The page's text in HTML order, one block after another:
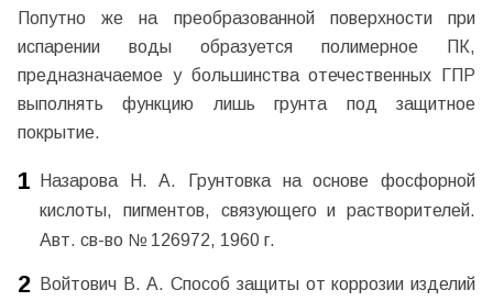
Попутно же на преобразованной поверхности при
испарении воды образуется полимерное ПК,
предназначаемое у большинства отечественных ГПР
выполнять функцию лишь грунта под защитное
покрытие.
Назарова Н. А. Грунтовка на основе фосфорной
кислоты, пигментов, связующего и растворителей.
Авт. св-во № 126972, 1960 г.
Войтович В. А. Способ защиты от коррозии изделий